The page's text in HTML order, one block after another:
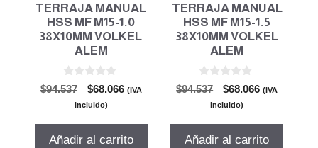
TERRAJA MANUAL
HSS MF M15-1.0
38X10MM VOLKEL
ALEM
0
d
$94.537
El
precio
era:
$68.066El
es:
(IVA
incluido)
Añadir al carrito
TERRAJA MANUAL
HSS MF M15-1.5
38X10MM VOLKEL
ALEM
0
d
$94.537
El
precio
era:
$68.066El
es:
(IVA
incluido)
Añadir al carrito